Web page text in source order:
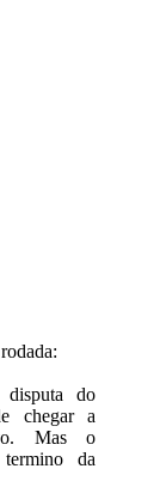
do
chegar a
Mas o
da